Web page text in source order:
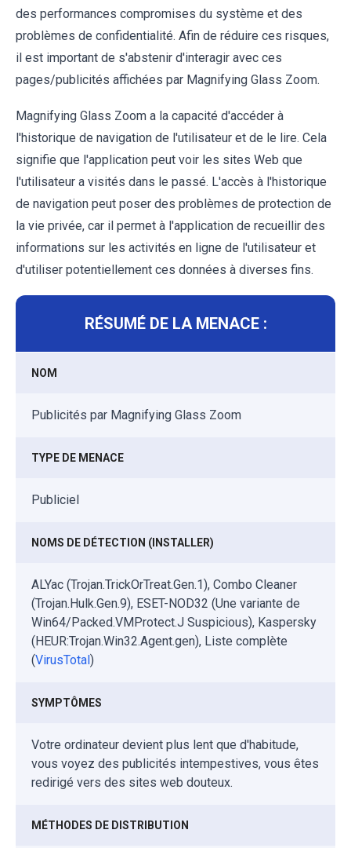
des performances compromises du système et des
problèmes de confidentialité. Afin de réduire ces risques,
il est important de s'abstenir d'interagir avec ces
pages/publicités affichées par Magnifying Glass Zoom.
Magnifying Glass Zoom a la capacité d'accéder à
l'historique de navigation de l'utilisateur et de le lire. Cela
signifie que l'application peut voir les sites Web que
l'utilisateur a visités dans le passé. L'accès à l'historique
de navigation peut poser des problèmes de protection de
la vie privée, car il permet à l'application de recueillir des
informations sur les activités en ligne de l'utilisateur et
d'utiliser potentiellement ces données à diverses fins.
RÉSUMÉ DE LA MENACE :
NOM
Publicités par Magnifying Glass Zoom
TYPE DE MENACE
Publiciel
NOMS DE DÉTECTION (INSTALLER)
ALYac (Trojan.TrickOrTreat.Gen.1), Combo Cleaner
(Trojan.Hulk.Gen.9), ESET-NOD32 (Une variante de
Win64/Packed.VMProtect.J Suspicious), Kaspersky
(HEUR:Trojan.Win32.Agent.gen), Liste complète
(VirusTotal)
SYMPTÔMES
Votre ordinateur devient plus lent que d'habitude,
vous voyez des publicités intempestives, vous êtes
redirigé vers des sites web douteux.
MÉTHODES DE DISTRIBUTION